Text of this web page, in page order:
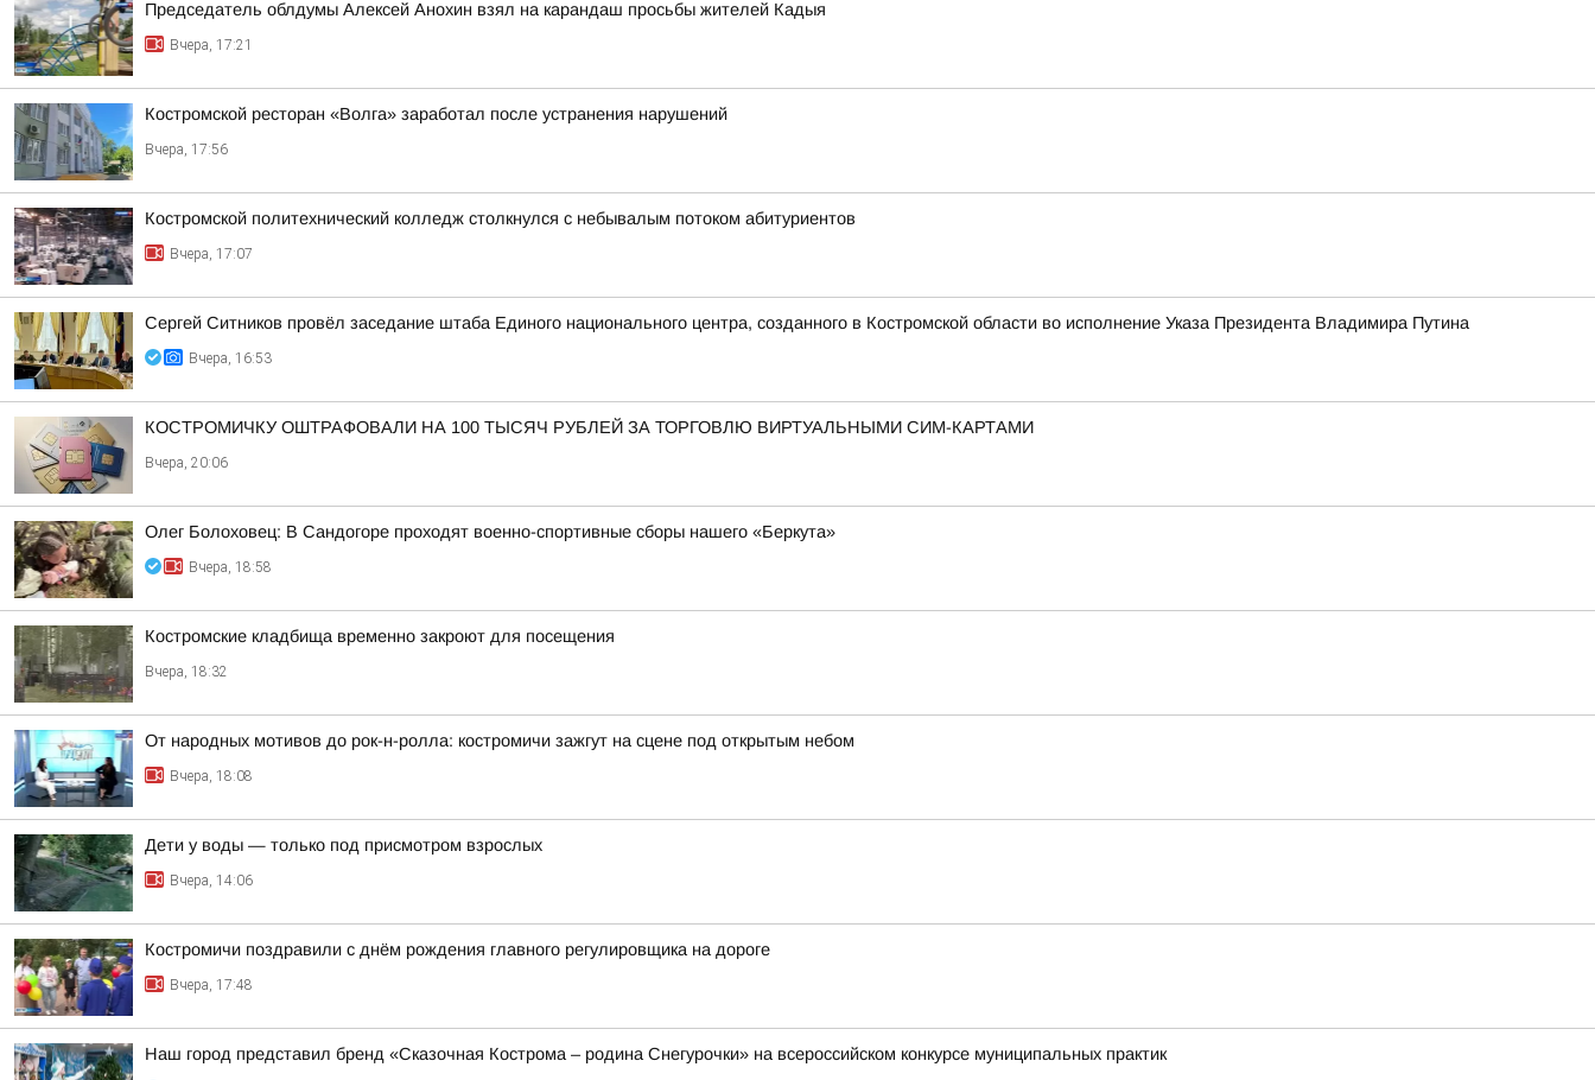
Председатель облдумы Алексей Анохин взял на карандаш просьбы жителей Кадыя
Вчера, 17:21
Костромской ресторан «Волга» заработал после устранения нарушений
Вчера, 17:56
Костромской политехнический колледж столкнулся с небывалым потоком абитуриентов
Вчера, 17:07
Сергей Ситников провёл заседание штаба Единого национального центра, созданного в Костромской области во исполнение Указа Президента Владимира Путина
Вчера, 16:53
КОСТРОМИЧКУ ОШТРАФОВАЛИ НА 100 ТЫСЯЧ РУБЛЕЙ ЗА ТОРГОВЛЮ ВИРТУАЛЬНЫМИ СИМ-КАРТАМИ
Вчера, 20:06
Олег Болоховец: В Сандогоре проходят военно-спортивные сборы нашего «Беркута»
Вчера, 18:58
Костромские кладбища временно закроют для посещения
Вчера, 18:32
От народных мотивов до рок-н-ролла: костромичи зажгут на сцене под открытым небом
Вчера, 18:08
Дети у воды — только под присмотром взрослых
Вчера, 14:06
Костромичи поздравили с днём рождения главного регулировщика на дороге
Вчера, 17:48
Наш город представил бренд «Сказочная Кострома – родина Снегурочки» на всероссийском конкурсе муниципальных практик